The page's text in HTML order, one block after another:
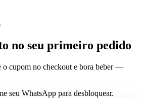
no seu primeiro pedido
cupom no checkout e bora beber —
seu WhatsApp para desbloquear.